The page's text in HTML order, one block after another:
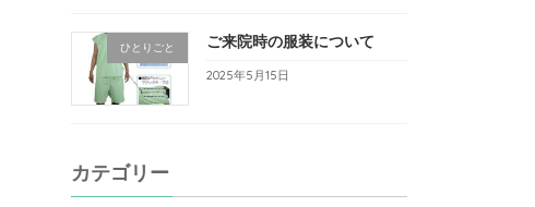
ひとりごと ご来院時の服装について
2025年5月15日
カテゴリー